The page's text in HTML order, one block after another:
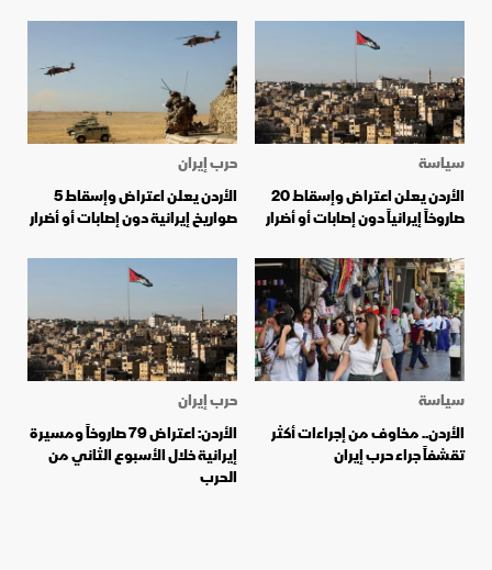
سياسة
الأردن يعلن اعتراض وإسقاط 20
صاروخاً إيرانياً دون إصابات أو أضرار
حرب إيران
الأردن يعلن اعتراض وإسقاط 5
صواريخ إيرانية دون إصابات أو أضرار
سياسة
الأردن.. مخاوف من إجراءات أكثر
تقشفاً جراء حرب إيران
حرب إيران
الأردن: اعتراض 79 صاروخاً ومسيرة
إيرانية خلال الأسبوع الثاني من
الحرب